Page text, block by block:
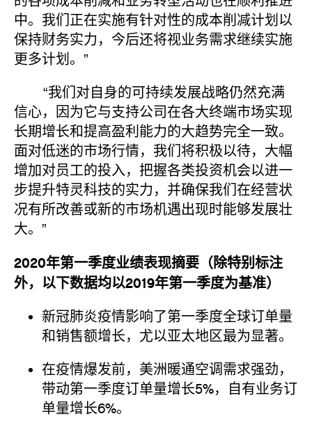
中。我们正在实施有针对性的成本削减计划以
保持财务实力，今后还将视业务需求继续实施
更多计划。”
“我们对自身的可持续发展战略仍然充满
信心，因为它与支持公司在各大终端市场实现
长期增长和提高盈利能力的大趋势完全一致。
面对低迷的市场行情，我们将积极以待，大幅
增加对员工的投入，把握各类投资机会以进一
步提升特灵科技的实力，并确保我们在经营状
况有所改善或新的市场机遇出现时能够发展壮
大。”
2020年第一季度业绩表现摘要（除特别标注
外，以下数据均以2019年第一季度为基准）
新冠肺炎疫情影响了第一季度全球订单量
和销售额增长，尤以亚太地区最为显著。
在疫情爆发前，美洲暖通空调需求强劲，
带动第一季度订单量增长5%，自有业务订
单量增长6%。